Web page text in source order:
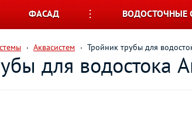
ФАСАД ВОДОСТОЧНЫЕ
Аквасистем Тройник трубы для
для водостока